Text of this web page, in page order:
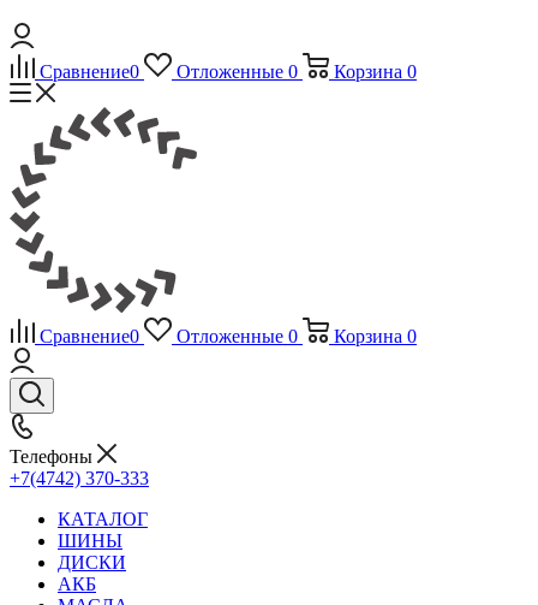
Сравнение0 Отложенные 0 Корзина 0
Сравнение0 Отложенные 0 Корзина 0
Телефоны
+7(4742) 370-333
КАТАЛОГ
ШИНЫ
ДИСКИ
АКБ